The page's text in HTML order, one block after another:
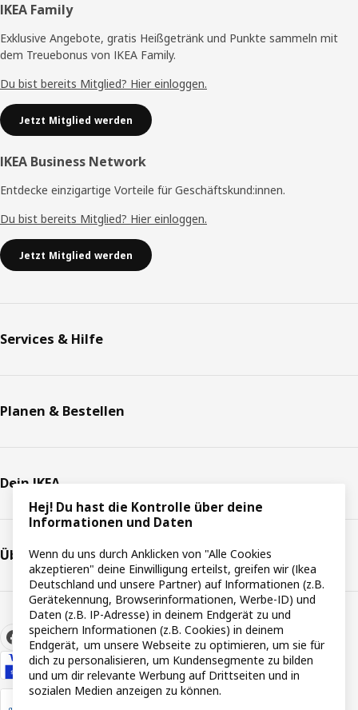
Fußzeile
IKEA Family
Exklusive Angebote, gratis Heißgetränk und Punkte sammeln mit
dem Treuebonus von IKEA Family.
Du bist bereits Mitglied? Hier einloggen.
Jetzt Mitglied werden
IKEA Business Network
Entdecke einzigartige Vorteile für Geschäftskund:innen.
Du bist bereits Mitglied? Hier einloggen.
Jetzt Mitglied werden
Services & Hilfe
Planen & Bestellen
Dein IKEA
Über IKEA
Hej! Du hast die Kontrolle über deine
Informationen und Daten
Wenn du uns durch Anklicken von "Alle Cookies
akzeptieren" deine Einwilligung erteilst, greifen wir (Ikea
Deutschland und unsere Partner) auf Informationen (z.B.
Gerätekennung, Browserinformationen, Werbe-ID) und
Daten (z.B. IP-Adresse) in deinem Endgerät zu und
speichern Informationen (z.B. Cookies) in deinem
Endgerät, um unsere Webseite zu optimieren, um sie für
dich zu personalisieren, um Kundensegmente zu bilden
und um dir relevante Werbung auf Drittseiten und in
sozialen Medien anzeigen zu können.